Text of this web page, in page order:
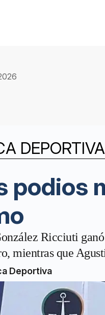
DEPORTIVA
podios
Ricciuti
mientras que
Deportiva